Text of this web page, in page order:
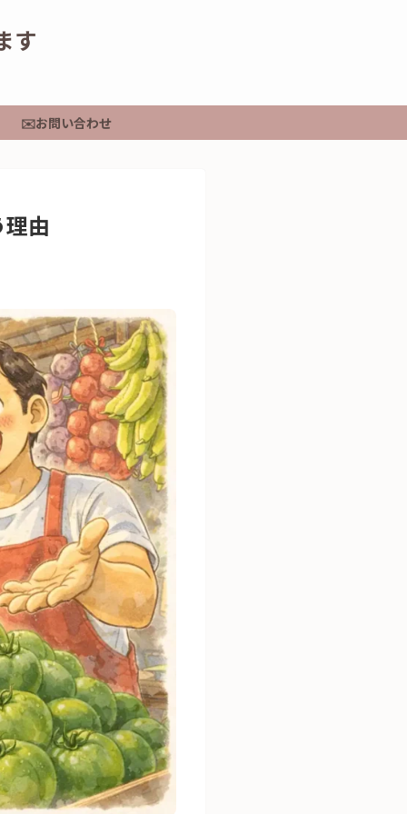
す
✉️お問い合わせ
由